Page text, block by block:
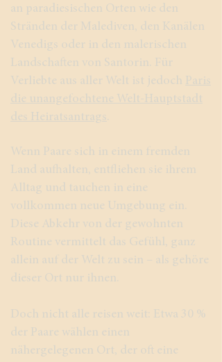
an paradiesischen Orten wie den
Stränden der Malediven, den Kanälen
Venedigs oder in den malerischen
Landschaften von Santorin. Für
Verliebte aus aller Welt ist jedoch Paris
die unangefochtene Welt-Hauptstadt
des Heiratsantrags
Wenn Paare sich in einem fremden
Land aufhalten, entfliehen sie ihrem
Alltag und tauchen in eine
vollkommen neue Umgebung ein.
Diese Abkehr von der gewohnten
Routine vermittelt das Gefühl, ganz
allein auf der Welt zu sein – als gehöre
dieser Ort nur ihnen.
Doch nicht alle reisen weit: Etwa 30 %
der Paare wählen einen
nähergelegenen Ort, der oft eine